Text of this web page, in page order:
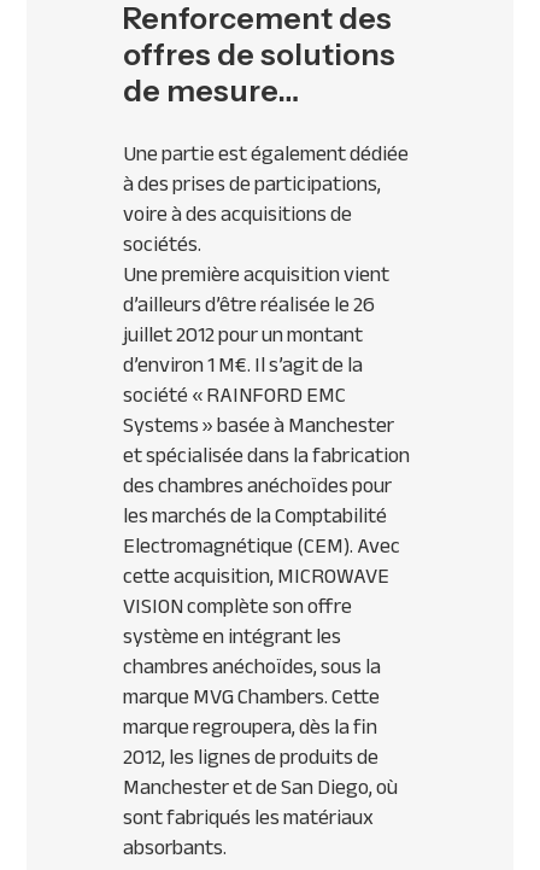
Renforcement des
offres de solutions
de mesure…
Une partie est également dédiée
à des prises de participations,
voire à des acquisitions de
sociétés.
Une première acquisition vient
d’ailleurs d’être réalisée le 26
juillet 2012 pour un montant
d’environ 1 M€. Il s’agit de la
société «RAINFORDEMC
Systems » basée à Manchester
et spécialisée dans la fabrication
des chambres anéchoïdes pour
les marchés de la Comptabilité
Electromagnétique (CEM). Avec
cette acquisition,MICROWAVE
VISIONcomplète son offre
système en intégrant les
chambres anéchoïdes, sous la
marqueMVGChambers. Cette
marque regroupera, dès la fin
2012, les lignes de produits de
Manchester et de San Diego, où
sont fabriqués les matériaux
absorbants.